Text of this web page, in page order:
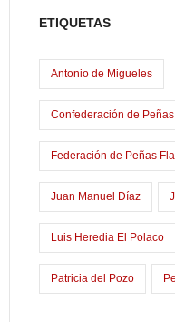
k
o
n
a
r
i
r
ETIQUETAS
Antonio de Migueles
Confederación de
Federación de Peñas
Juan Manuel Díaz
Luis Heredia El Polaco
Patricia del Pozo